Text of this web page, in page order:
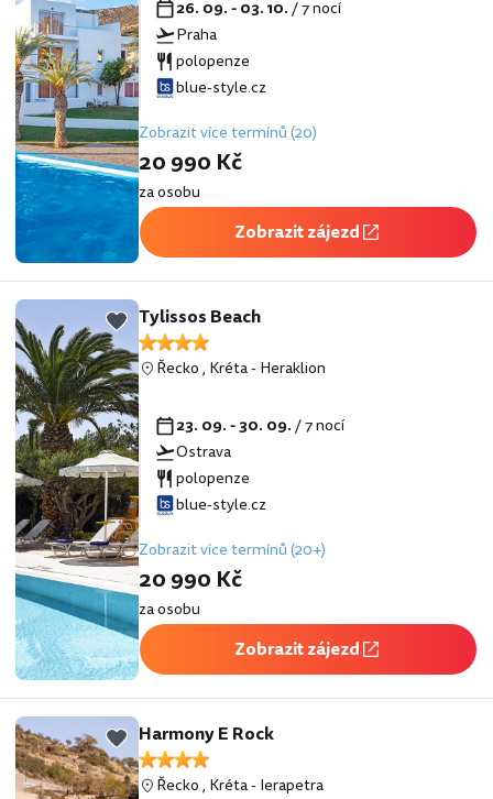
26. 09. - 03. 10./ 7 nocí
Praha
polopenze
blue-style.cz
Zobrazit více termínů (20)
20 990 Kč
za osobu
Zobrazit zájezd
Tylissos Beach
Řecko, Kréta-Heraklion
23. 09. - 30. 09./ 7 nocí
Ostrava
polopenze
blue-style.cz
Zobrazit více termínů (20+)
20 990 Kč
za osobu
Zobrazit zájezd
Harmony E Rock
Řecko, Kréta-Ierapetra